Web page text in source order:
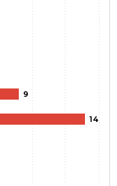
9
14